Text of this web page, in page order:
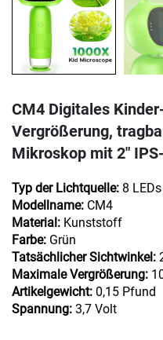
CM4 Digitales
Vergrößerung,
Mikroskop mit 2"
Typ der Lichtquelle: 8 LEDs
Modellname: CM4
Material: Kunststoff
Farbe: Grün
Tatsächlicher Sichtwinkel:
Maximale Vergrößerung:
Artikelgewicht: 0,15 Pfund
Spannung: 3,7 Volt